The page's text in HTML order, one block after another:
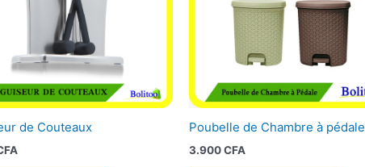
de Couteaux Poubelle de Chambre à pédale
3.900CFA